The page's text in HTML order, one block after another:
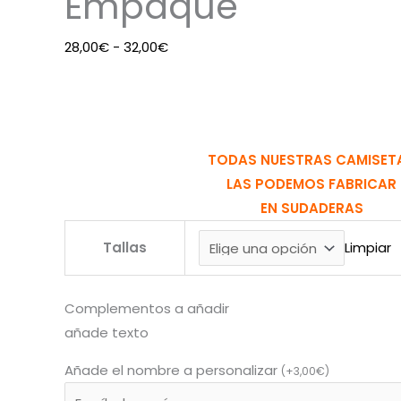
28,00€ - 32,00€
TODAS NUESTRAS
LAS PODEMOS FABRICAR
EN SUDADERAS
Tallas Limpiar
Complementos a añadir
añade texto
Añade el nombre a personalizar (+3,00€)